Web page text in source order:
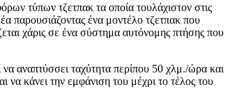
τύπων τζετπακ τα οποία τουλάχιστον στις
παρουσιάζοντας ένα μοντέλο τζετπακ που
χάρις σε ένα σύστημα αυτόνομης πτήσης που
αναπτύσσει ταχύτητα περίπου 50 χλμ./ώρα και
να κάνει την εμφάνιση του μέχρι το τέλος του